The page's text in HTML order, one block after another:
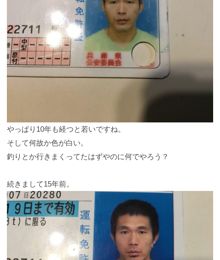
やっぱり10年も経つと若いですね。
そして何故か色が白い。
釣りとか行きまくってたはずやのに何でやろう？
続きまして15年前。